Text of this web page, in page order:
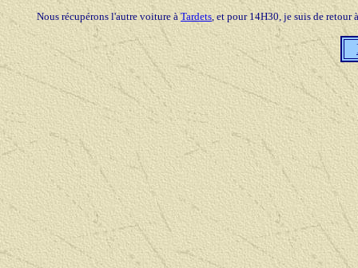
Nous récupérons l'autre voiture àTardets, et pour 14H30, je suis de retour